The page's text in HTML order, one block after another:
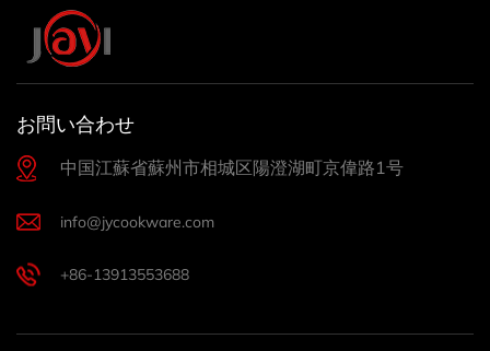
ミニウム自体をより高密度で硬い化合物、つま
りアルミナとしても知られる酸化アルミニウム
では...
お問い合わせ
中国江蘇省蘇州市相城区陽澄湖町京偉路1号
info@jycookware.com
+86-13913553688